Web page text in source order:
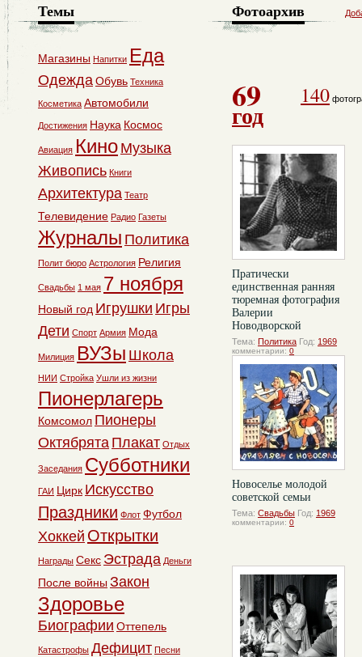
Фотоархив
69
год
140
Пратически
единственная ранняя
тюремная фотография
Валерии
Новодворской
Тема: Политика Год: 1969
комментарии: 0
Новоселье молодой
советской семьи
Тема: Свадьбы Год: 1969
комментарии: 0
Темы
Магазины Напитки Еда
ОдеждаОбувь Техника
Косметика Автомобили
Достижения Наука Космос
Авиация Кино Музыка
Живопись Книги
Архитектура Театр
Телевидение Радио Газеты
Журналы Политика
Полит бюро Астрология Религия
Свадьбы 1 мая 7 ноября
Новый год Игрушки Игры
Дети Спорт Армия Мода
Милиция ВУЗы Школа
НИИ Стройка Ушли из жизни
Пионерлагерь
Комсомол Пионеры
Октябрята Плакат Отдых
Заседания Субботники
ГАИ Цирк Искусство
Праздники Флот Футбол
Хоккей Открытки
Награды Секс Эстрада Деньги
После войны Закон
Здоровье
Биографии Оттепель
Катастрофы Дефицит Песни